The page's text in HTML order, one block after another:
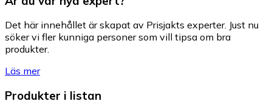
Det här innehållet är skapat av Prisjakts experter. Just nu
söker vi fler kunniga personer som vill tipsa om bra
produkter.
Läs mer
Produkter i listan